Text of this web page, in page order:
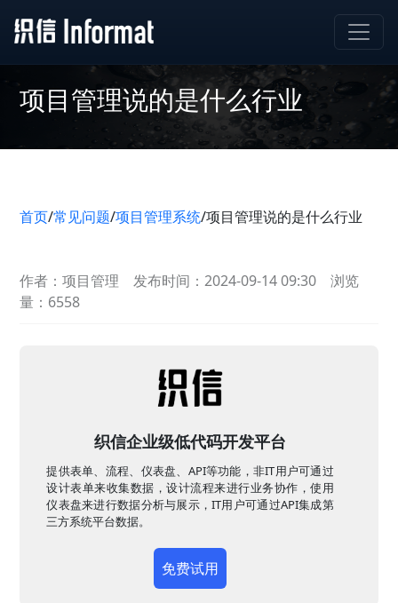
项目管理说的是什么行业
首页/常见问题/项目管理系统/项目管理说的是什么行业
作者：项目管理 发布时间：2024-09-14 09:30
浏览
量：6558
织信企业级低代码开发平台
提供表单、流程、仪表盘、API等功能，非IT用户可通过
设计表单来收集数据，设计流程来进行业务协作，使用
仪表盘来进行数据分析与展示，IT用户可通过API集成第
三方系统平台数据。
免费试用